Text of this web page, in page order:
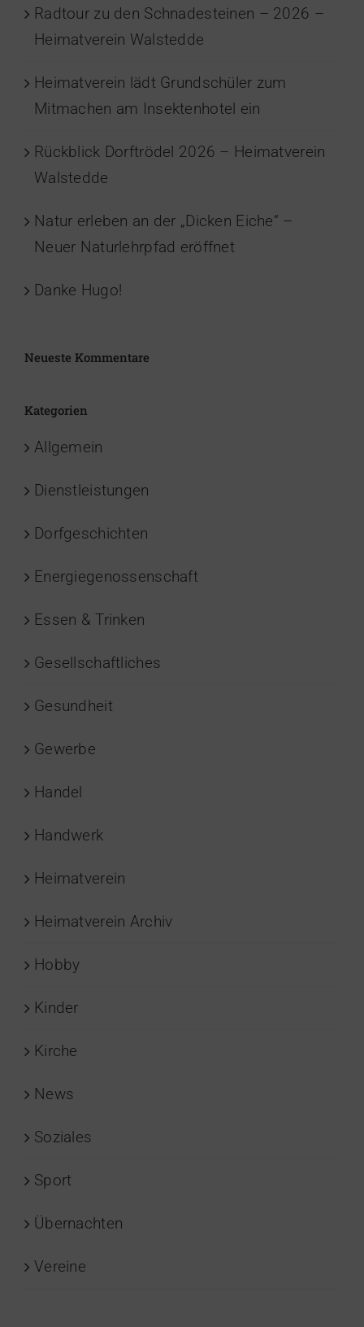
Radtour zu den Schnadesteinen – 2026 –
Heimatverein Walstedde
Heimatverein lädt Grundschüler zum
Mitmachen am Insektenhotel ein
Rückblick Dorftrödel 2026 – Heimatverein
Walstedde
Natur erleben an der „Dicken Eiche“ –
Neuer Naturlehrpfad eröffnet
Danke Hugo!
Neueste Kommentare
Kategorien
Allgemein
Dienstleistungen
Dorfgeschichten
Energiegenossenschaft
Essen & Trinken
Gesellschaftliches
Gesundheit
Gewerbe
Handel
Handwerk
Heimatverein
Heimatverein Archiv
Hobby
Kinder
Kirche
News
Soziales
Sport
Übernachten
Vereine